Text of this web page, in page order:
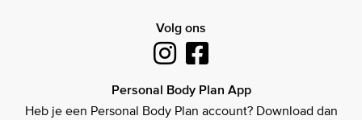
Volg ons
Personal Body Plan App
Heb je een Personal Body Plan account? Download dan